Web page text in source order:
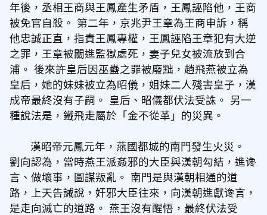
年後，丞相王商與王鳳產生矛盾，王鳳誣陷他，王商
被免官自殺。 第二年，京兆尹王章為王商申訴，稱
他忠誠正直，指責王鳳專權，王鳳誣陷王章犯有大逆
之罪，王章被關進監獄處死，妻子兒女被流放到合
浦。 後來許皇后因巫蠱之罪被廢黜，趙飛燕被立為
皇后，她的妹妹被立為昭儀，姐妹二人殘害皇子，漢
成帝最終沒有子嗣。 皇后、昭儀都伏法受誅。 另一
種說法是，鐵飛走屬於「金不從革」的災異。
漢昭帝元鳳元年，燕國都城的南門發生火災。
劉向認為，當時燕王派姦邪的大臣與漢朝勾結，進谗
言、做壞事，圖謀叛亂。 南門是與漢朝相通的道
路，上天告誡說，奸邪大臣往來，向漢朝進獻谗言，
是走向滅亡的道路。 燕王沒有醒悟，最終伏法受